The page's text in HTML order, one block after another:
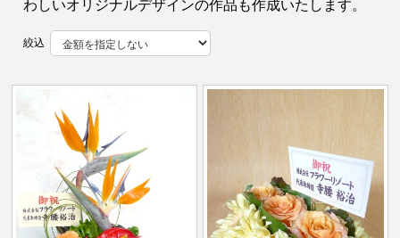
わしいオリジナルデザインの作品も作成いたします。
絞込